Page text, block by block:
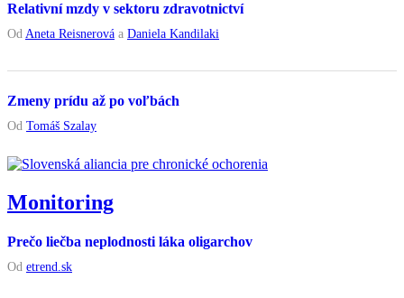
Relativní mzdy v sektoru zdravotnictví
OdAneta Reisnerová a Daniela Kandilaki
Zmeny prídu až po voľbách
Od Tomáš Szalay
Monitoring
Prečo liečba neplodnosti láka oligarchov
Od etrend.sk